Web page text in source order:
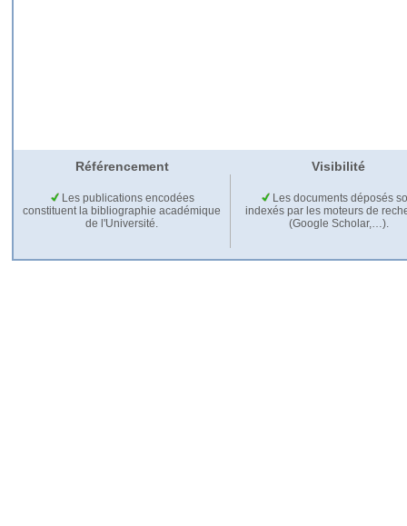
Référencement Visibilité
Les publications encodées
constituent la bibliographie académique
de l'Université.
Les documents déposés
indexés par les moteurs de
(Google Scholar,…).